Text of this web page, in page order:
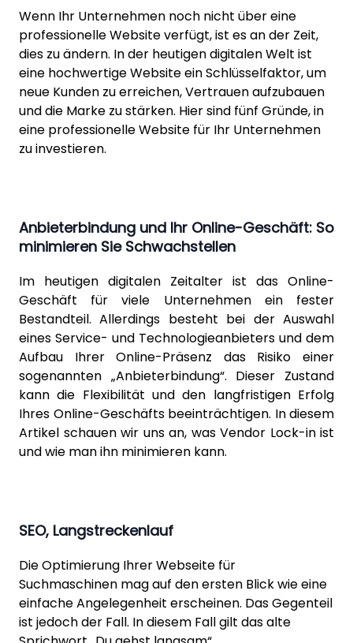
Wenn Ihr Unternehmen noch nicht über eine
professionelle Website verfügt, ist es an der Zeit,
dies zu ändern. In der heutigen digitalen Welt ist
eine hochwertige Website ein Schlüsselfaktor, um
neue Kunden zu erreichen, Vertrauen aufzubauen
und die Marke zu stärken. Hier sind fünf Gründe, in
eine professionelle Website für Ihr Unternehmen
zu investieren.
Anbieterbindung und Ihr Online-Geschäft: So
minimieren Sie Schwachstellen
Im heutigen digitalen Zeitalter ist das Online-
Geschäft für viele Unternehmen ein fester
Bestandteil. Allerdings besteht bei der Auswahl
eines Service- und Technologieanbieters und dem
Aufbau Ihrer Online-Präsenz das Risiko einer
sogenannten „Anbieterbindung“. Dieser Zustand
kann die Flexibilität und den langfristigen Erfolg
Ihres Online-Geschäfts beeinträchtigen. In diesem
Artikel schauen wir uns an, was Vendor Lock-in ist
und wie man ihn minimieren kann.
SEO, Langstreckenlauf
Die Optimierung Ihrer Webseite für
Suchmaschinen mag auf den ersten Blick wie eine
einfache Angelegenheit erscheinen. Das Gegenteil
ist jedoch der Fall. In diesem Fall gilt das alte